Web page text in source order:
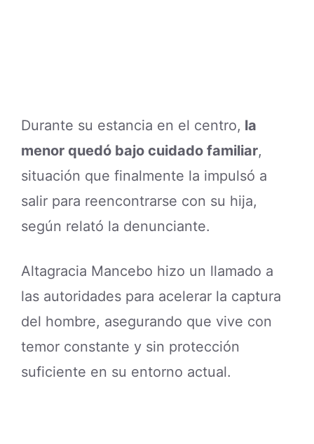
Durante su estancia en el centro, la
menor quedó bajo cuidado familiar,
situación que finalmente la impulsó a
salir para reencontrarse con su hija,
según relató la denunciante.
Altagracia Mancebo hizo un llamado a
las autoridades para acelerar la captura
del hombre, asegurando que vive con
temor constante y sin protección
suficiente en su entorno actual.